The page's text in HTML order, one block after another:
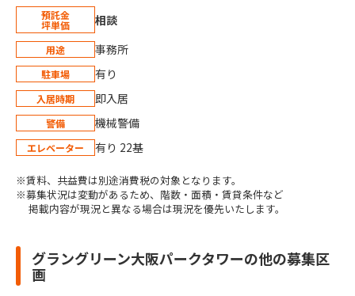
預託金
坪単価 相談
用途 事務所
駐車場 有り
入居時期 即入居
警備 機械警備
エレベーター 有り 22基
※賃料、共益費は別途消費税の対象となります。
※募集状況は変動があるため、階数・面積・賃貸条件など
掲載内容が現況と異なる場合は現況を優先いたします。
グラングリーン大阪パークタワーの他の募集区
画